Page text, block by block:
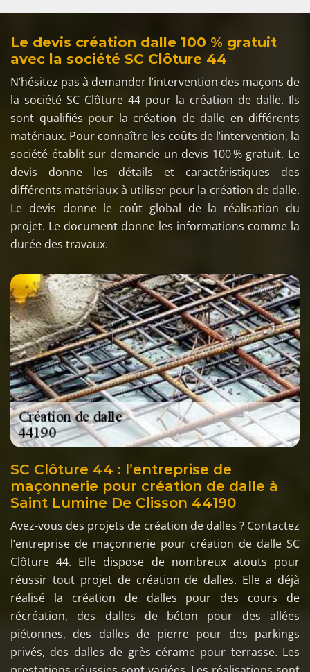
Le devis création dalle 100 % gratuit
avec la société SC Clôture 44
N’hésitez pas à demander l’intervention des maçons de
la société SC Clôture 44 pour la création de dalle. Ils
sont qualifiés pour la création de dalle en différents
matériaux. Pour connaître les coûts de l’intervention, la
société établit sur demande un devis 100 % gratuit. Le
devis donne les détails et caractéristiques des
différents matériaux à utiliser pour la création de dalle.
Le devis donne le coût global de la réalisation du
projet. Le document donne les informations comme la
durée des travaux.
SC Clôture 44 : l’entreprise de
maçonnerie pour création de dalle à
Saint Lumine De Clisson 44190
Avez-vous des projets de création de dalles ? Contactez
l’entreprise de maçonnerie pour création de dalle SC
Clôture 44. Elle dispose de nombreux atouts pour
réussir tout projet de création de dalles. Elle a déjà
réalisé la création de dalles pour des cours de
récréation, des dalles de béton pour des allées
piétonnes, des dalles de pierre pour des parkings
privés, des dalles de grès cérame pour terrasse. Les